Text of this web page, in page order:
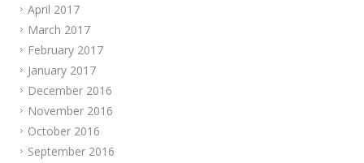
April 2017
March 2017
February 2017
January 2017
December 2016
November 2016
October 2016
September 2016